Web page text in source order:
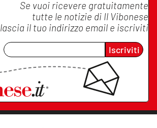
Se vuoi ricevere gratuitamente
tutte le notizie di Il Vibonese
lascia il tuo indirizzo email e iscriviti
Iscriviti